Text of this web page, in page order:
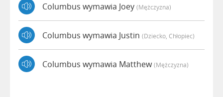
Columbus wymawia Joey (mężczyzna)
Columbus wymawia Justin (dziecko, Chłopiec)
Columbus wymawia Matthew(mężczyzna)